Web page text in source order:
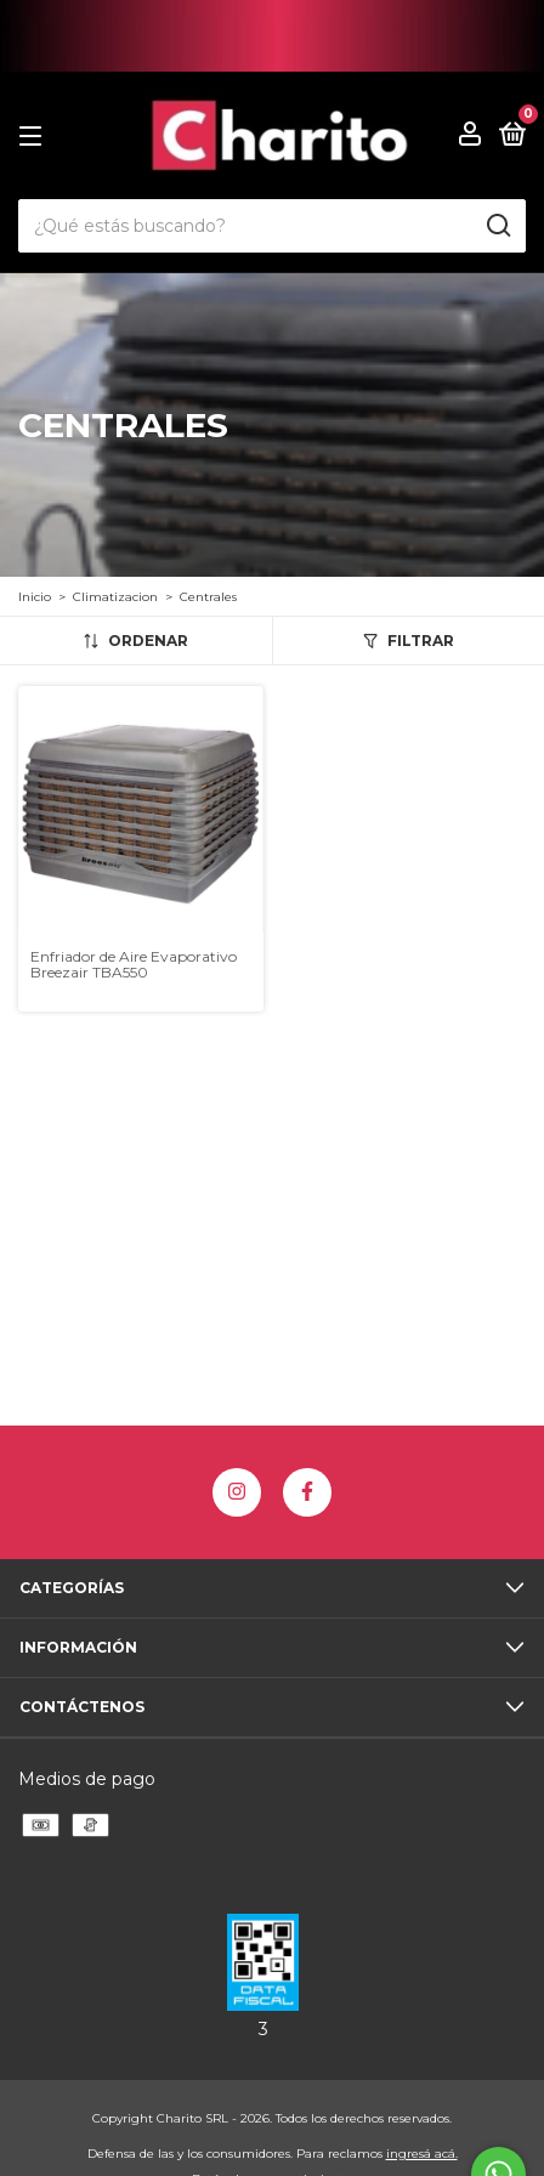
0
CENTRALES
Inicio > Climatizacion > Centrales
ORDENAR FILTRAR
Enfriador de Aire Evaporativo
Breezair TBA550
CATEGORÍAS
INFORMACIÓN
CONTÁCTENOS
Medios de pago
3
Copyright Charito SRL - 2026. Todos los derechos reservados.
Defensa de las y los consumidores. Para reclamos ingresá acá.